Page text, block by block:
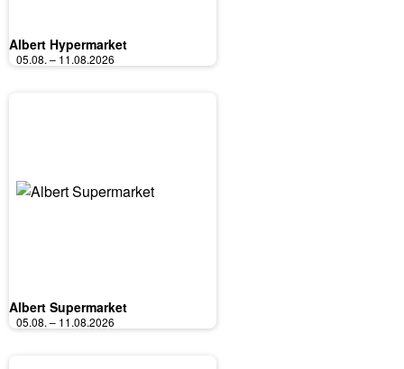
Albert Hypermarket
05.08. – 11.08.2026
Albert Supermarket
05.08. – 11.08.2026